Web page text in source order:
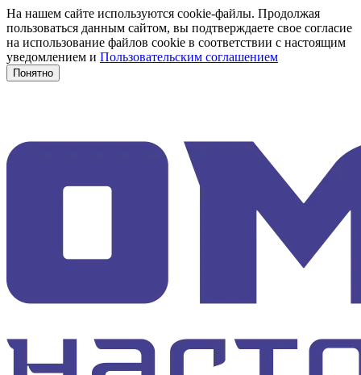
На нашем сайте используются cookie-файлы. Продолжая
пользоваться данным сайтом, вы подтверждаете свое согласие
на использование файлов cookie в соответствии с настоящим
уведомлением и Пользовательским соглашением
Понятно